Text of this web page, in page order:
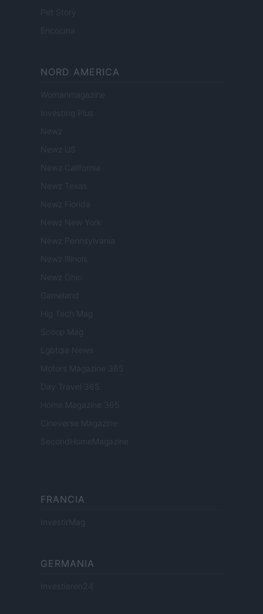
Encocina
NORD AMERICA
Womanmagazine
Investing Plus
Newz
Newz US
Newz California
Newz Texas
Newz Florida
Newz New York
Newz Pennsylvania
Newz Illinois
Newz Ohio
Gameland
Hig Tech Mag
Scoop Mag
Lgbtqia News
Motors Magazine 365
Day Travel 365
Home Magazine 365
Cineverse Magazine
SecondHomeMagazine
FRANCIA
InvestirMag
GERMANIA
Investieren24